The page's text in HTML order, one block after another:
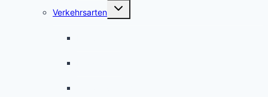
Verkehrsarten
Untermenü
umschalten